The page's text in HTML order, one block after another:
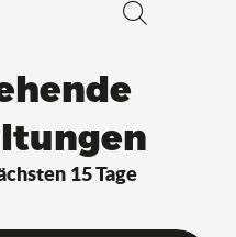
15 Tage